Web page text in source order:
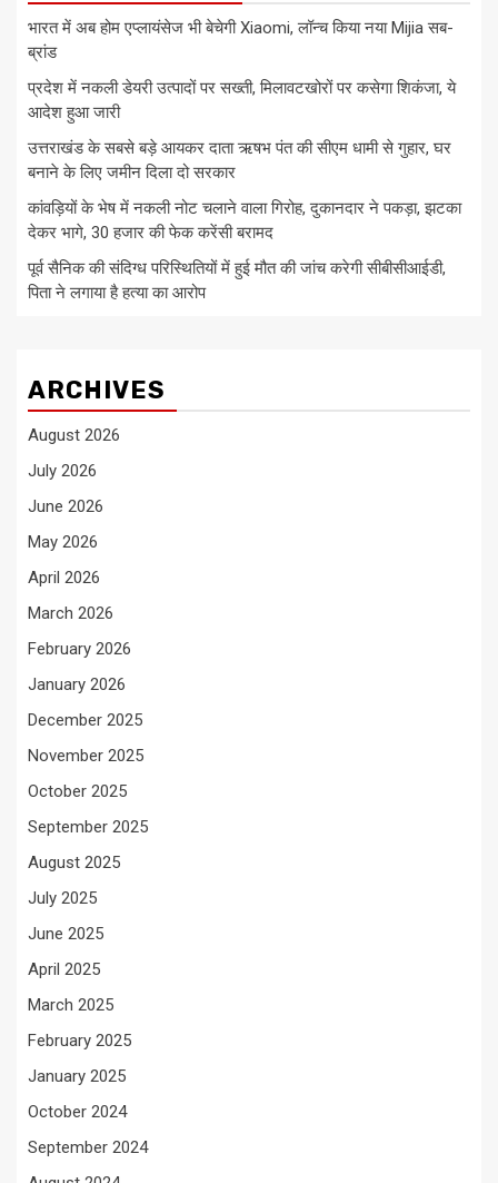
भारत में अब होम एप्लायंसेज भी बेचेगी Xiaomi, लॉन्च किया नया Mijia सब-
ब्रांड
प्रदेश में नकली डेयरी उत्पादों पर सख्ती, मिलावटखोरों पर कसेगा शिकंजा, ये
आदेश हुआ जारी
उत्तराखंड के सबसे बड़े आयकर दाता ऋषभ पंत की सीएम धामी से गुहार, घर
बनाने के लिए जमीन दिला दो सरकार
कांवड़ियों के भेष में नकली नोट चलाने वाला गिरोह, दुकानदार ने पकड़ा, झटका
देकर भागे, 30 हजार की फेक करेंसी बरामद
पूर्व सैनिक की संदिग्ध परिस्थितियों में हुई मौत की जांच करेगी सीबीसीआईडी,
पिता ने लगाया है हत्या का आरोप
ARCHIVES
August 2026
July 2026
June 2026
May 2026
April 2026
March 2026
February 2026
January 2026
December 2025
November 2025
October 2025
September 2025
August 2025
July 2025
June 2025
April 2025
March 2025
February 2025
January 2025
October 2024
September 2024